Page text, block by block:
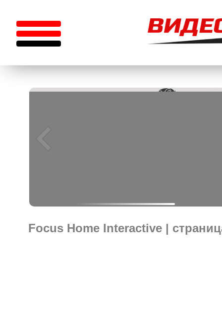
Focus Home Interactive |